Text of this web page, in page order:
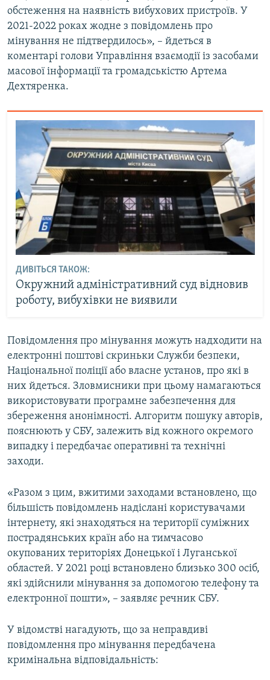
обстеження на наявність вибухових пристроїв. У
2021-2022 роках жодне з повідомлень про
мінування не підтвердилось», – йдеться в
коментарі голови Управління взаємодії із засобами
масової інформації та громадськістю Артема
Дехтяренка.
ДИВІТЬСЯ ТАКОЖ:
Окружний адміністративний суд відновив
роботу, вибухівки не виявили
Повідомлення про мінування можуть надходити на
електронні поштові скриньки Служби безпеки,
Національної поліції або власне установ, про які в
них йдеться. Зловмисники при цьому намагаються
використовувати програмне забезпечення для
збереження анонімності. Алгоритм пошуку авторів,
пояснюють у СБУ, залежить від кожного окремого
випадку і передбачає оперативні та технічні
заходи.
«Разом з цим, вжитими заходами встановлено, що
більшість повідомлень надіслані користувачами
інтернету, які знаходяться на території суміжних
пострадянських країн або на тимчасово
окупованих територіях Донецької і Луганської
областей. У 2021 році встановлено близько 300 осіб,
які здійснили мінування за допомогою телефону та
електронної пошти», – заявляє речник СБУ.
У відомстві нагадують, що за неправдиві
повідомлення про мінування передбачена
кримінальна відповідальність: